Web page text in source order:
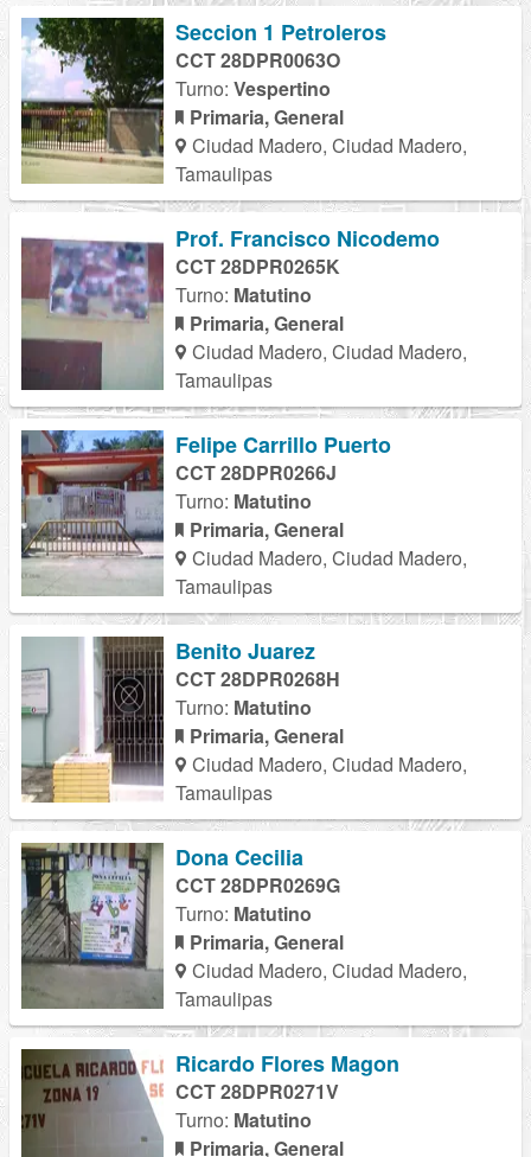
Seccion 1 Petroleros
CCT 28DPR0063O
Turno: Vespertino
Primaria, General
Ciudad Madero, Ciudad Madero,
Tamaulipas
Prof. Francisco Nicodemo
CCT 28DPR0265K
Turno: Matutino
Primaria, General
Ciudad Madero, Ciudad Madero,
Tamaulipas
Felipe Carrillo Puerto
CCT 28DPR0266J
Turno: Matutino
Primaria, General
Ciudad Madero, Ciudad Madero,
Tamaulipas
Benito Juarez
CCT 28DPR0268H
Turno: Matutino
Primaria, General
Ciudad Madero, Ciudad Madero,
Tamaulipas
Dona Cecilia
CCT 28DPR0269G
Turno: Matutino
Primaria, General
Ciudad Madero, Ciudad Madero,
Tamaulipas
Ricardo Flores Magon
CCT 28DPR0271V
Turno: Matutino
Primaria, General